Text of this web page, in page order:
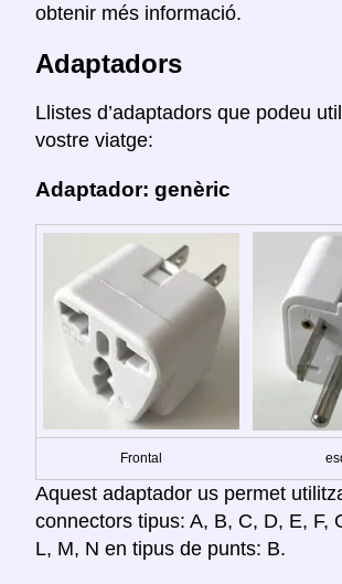
obtenir més informació.
Adaptadors
Llistes d’adaptadors que podeu
vostre viatge:
Adaptador: genèric
Frontal
Aquest adaptador us permet
connectors tipus: A, B, C, D, E, F,
L, M, N en tipus de punts: B.